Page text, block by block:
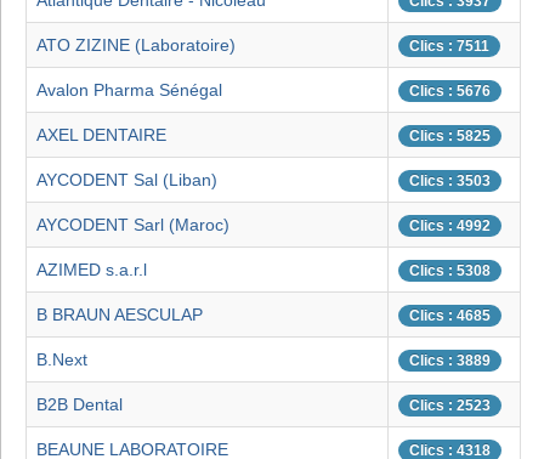
ATO ZIZINE (Laboratoire) Clics : 7511
Avalon Pharma Sénégal Clics : 5676
AXEL DENTAIRE Clics : 5825
AYCODENT Sal (Liban) Clics : 3503
AYCODENT Sarl (Maroc) Clics : 4992
AZIMED s.a.r.l Clics : 5308
B BRAUN AESCULAP Clics : 4685
B.Next Clics : 3889
B2B Dental Clics : 2523
BEAUNE LABORATOIRE Clics : 4318